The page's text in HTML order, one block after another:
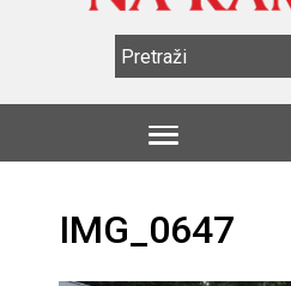
IMG_0647